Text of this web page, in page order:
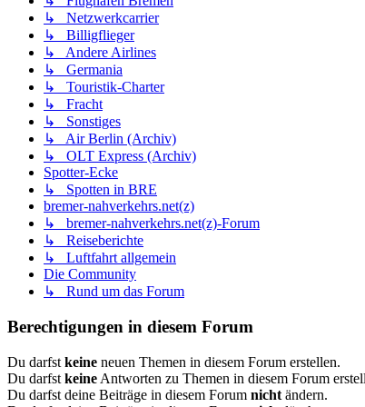
↳ Netzwerkcarrier
↳ Billigflieger
↳ Andere Airlines
↳ Germania
↳ Touristik-Charter
↳ Fracht
↳ Sonstiges
↳ Air Berlin (Archiv)
↳ OLT Express (Archiv)
Spotter-Ecke
↳ Spotten in BRE
bremer-nahverkehrs.net(z)
↳ bremer-nahverkehrs.net(z)-Forum
↳ Reiseberichte
↳ Luftfahrt allgemein
Die Community
↳ Rund um das Forum
Berechtigungen in diesem Forum
Du darfst keine neuen Themen in diesem Forum erstellen.
Du darfst keine Antworten zu Themen in diesem Forum
Du darfst deine Beiträge in diesem Forum nicht ändern.